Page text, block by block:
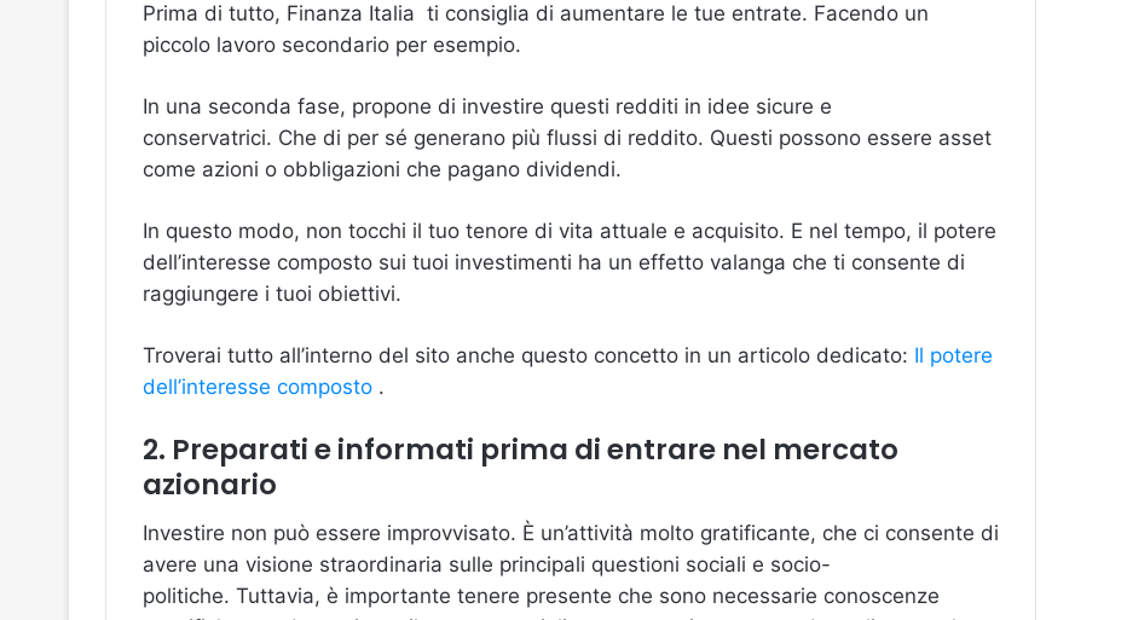
Prima di tutto, Finanza Italia ti consiglia di aumentare le tue entrate. Facendo un
piccolo lavoro secondario per esempio.
In una seconda fase, propone di investire questi redditi in idee sicure e
conservatrici. Che di per sé generano più flussi di reddito. Questi possono essere asset
come azioni o obbligazioni che pagano dividendi.
In questo modo, non tocchi il tuo tenore di vita attuale e acquisito. E nel tempo, il potere
dell’interesse composto sui tuoi investimenti ha un effetto valanga che ti consente di
raggiungere i tuoi obiettivi.
Troverai tutto all’interno del sito anche questo concetto in un articolo dedicato: Il potere
dell’interesse composto .
2. Preparati e informati prima di entrare nel mercato
azionario
Investire non può essere improvvisato. È un’attività molto gratificante, che ci consente di
avere una visione straordinaria sulle principali questioni sociali e socio-
politiche. Tuttavia, è importante tenere presente che sono necessarie conoscenze